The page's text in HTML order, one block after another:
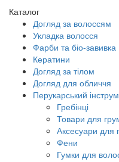
Каталог
Догляд за волоссям
Укладка волосся
Фарби та біо-завивка
Кератини
Догляд за тілом
Догляд для обличчя
Перукарський
Гребінці
Товари для
Аксесуари для
Фени
Гумки для